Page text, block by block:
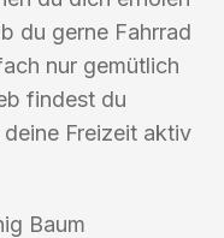
du gerne Fahrrad
nur gemütlich
findest du
Freizeit aktiv
Baum